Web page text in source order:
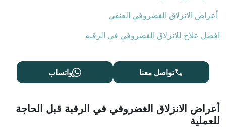
أعراض الانزلاق الغضروفي العنقي
افضل علاج للانزلاق الغضروفي في الرقبه
واتساب تواصل معنا
أعراض الانزلاق الغضروفي في الرقبة قبل الحاجة
للعملية